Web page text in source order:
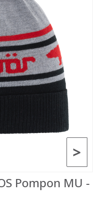
>
Pompon MU -